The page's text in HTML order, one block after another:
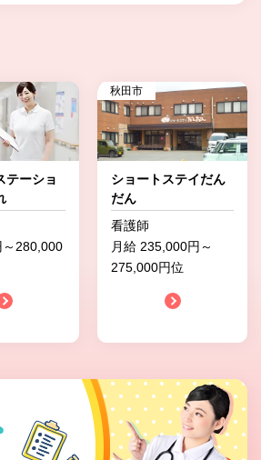
テーショ
280,000
秋田市
ショートステイだん
だん
看護師
月給 235,000円～
275,000円位